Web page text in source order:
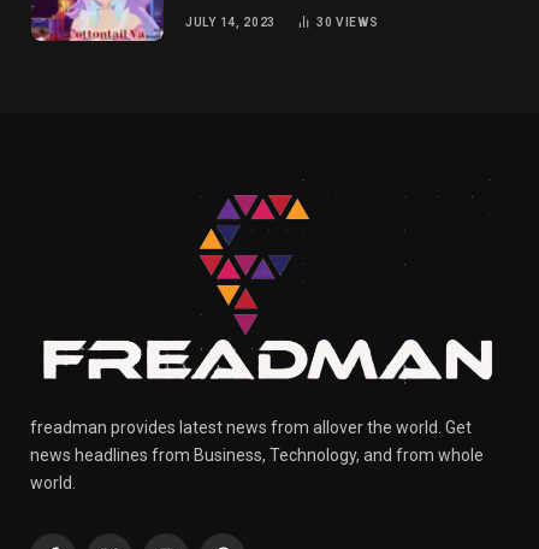
JULY 14, 2023 30 VIEWS
freadman provides latest news from allover the world. Get
news headlines from Business, Technology, and from whole
world.